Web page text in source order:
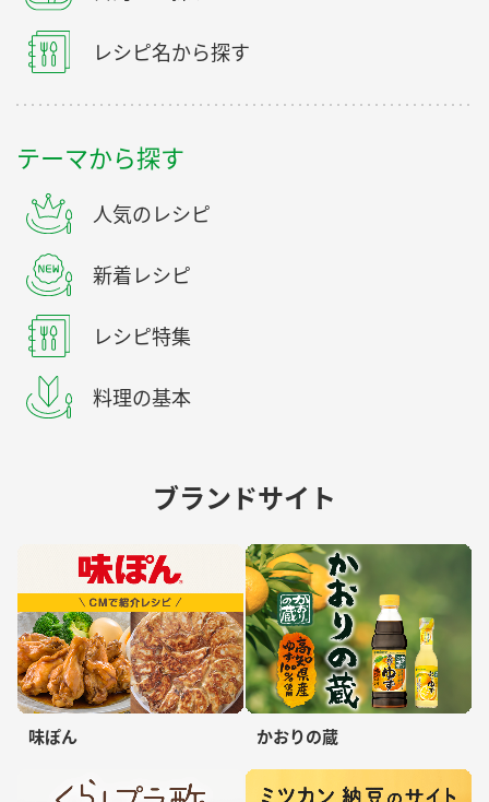
レシピ名から探す
テーマから探す
人気のレシピ
新着レシピ
レシピ特集
料理の基本
ブランドサイト
味ぽん かおりの蔵